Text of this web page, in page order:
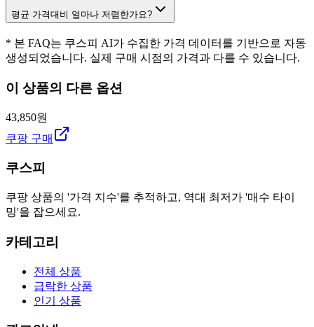
평균 가격대비 얼마나 저렴한가요?
* 본 FAQ는 쿠스피 AI가 수집한 가격 데이터를 기반으로 자동
생성되었습니다. 실제 구매 시점의 가격과 다를 수 있습니다.
이 상품의 다른 옵션
43,850원
쿠팡 구매
쿠스피
쿠팡 상품의 '가격 지수'를 추적하고, 역대 최저가 '매수 타이
밍'을 잡으세요.
카테고리
전체 상품
급락한 상품
인기 상품